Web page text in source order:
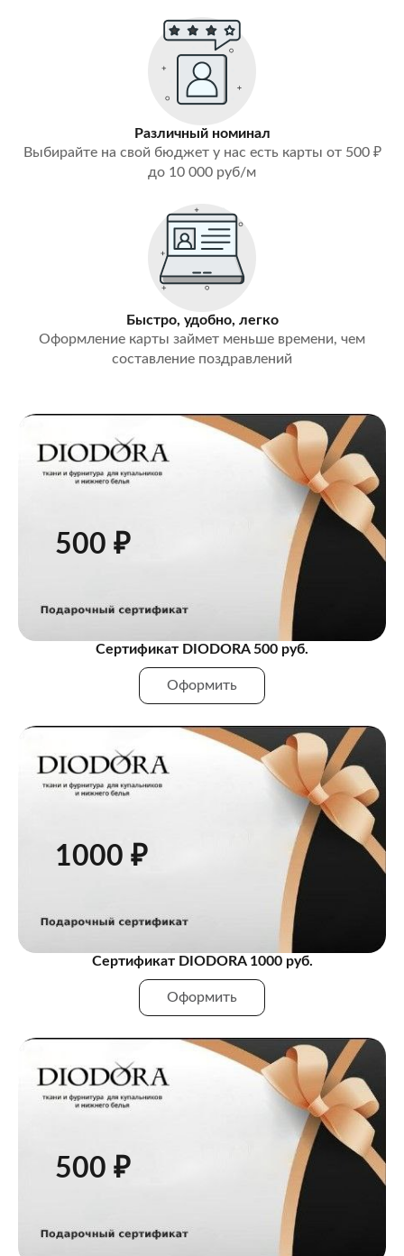
Различный номинал
Выбирайте на свой бюджет у нас есть карты от 500 ₽
до 10 000 руб/м
Быстро, удобно, легко
Оформление карты займет меньше времени, чем
составление поздравлений
500 ₽
Сертификат DIODORA 500 руб.
Оформить
1000 ₽
Сертификат DIODORA 1000 руб.
Оформить
500 ₽